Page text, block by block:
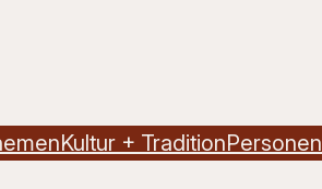
Kultur + TraditionPersonen